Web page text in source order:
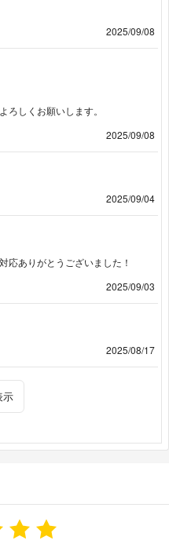
2025/09/08
ろしくお願いします。
2025/09/08
2025/09/04
応ありがとうございました！
2025/09/03
2025/08/17
示